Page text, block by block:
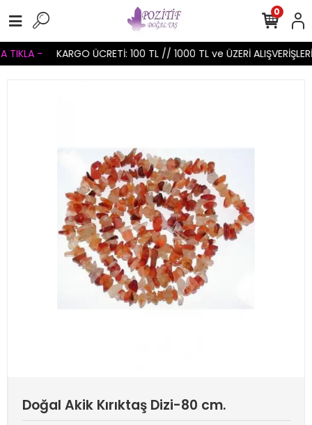
TIKLA - KARGO ÜCRETİ: 100 TL // 1000 TL ve ÜZERİ
0
Doğal Akik Kırıktaş Dizi-80 cm.